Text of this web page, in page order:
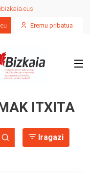
eu Eremu pribatua
ITXITA
Iragazi